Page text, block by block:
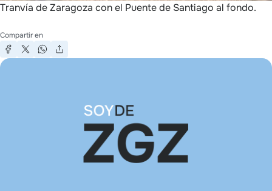
Tranvía de Zaragoza con el Puente de Santiago al fondo.
Compartir en